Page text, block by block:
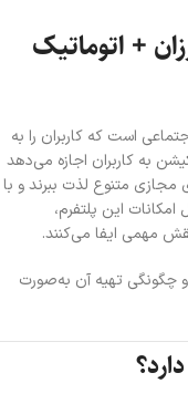
+ اتوماتیک
است که کاربران را به
به کاربران اجازه می‌دهد
متنوع لذت ببرند و با
امکانات این پلتفرم،
مهمی ایفا می‌کنند.
چگونگی تهیه آن به‌صورت